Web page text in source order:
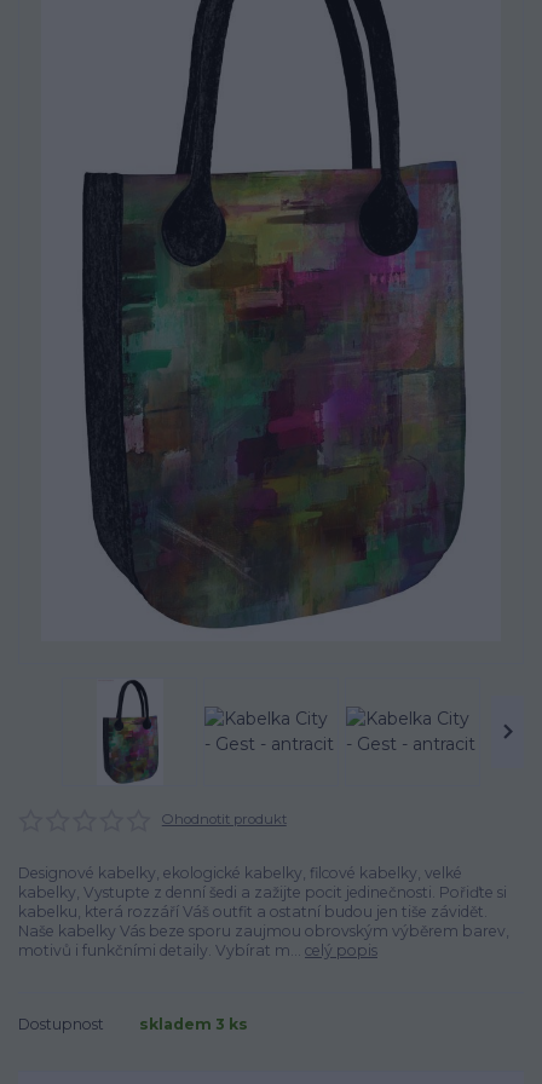
Ohodnotit produkt
Designové kabelky, ekologické kabelky, filcové kabelky, velké
kabelky, Vystupte z denní šedi a zažijte pocit jedinečnosti. Pořiďte si
kabelku, která rozzáří Váš outfit a ostatní budou jen tiše závidět.
Naše kabelky Vás beze sporu zaujmou obrovským výběrem barev,
motivů i funkčními detaily. Vybírat m... celý popis
Dostupnost skladem 3 ks